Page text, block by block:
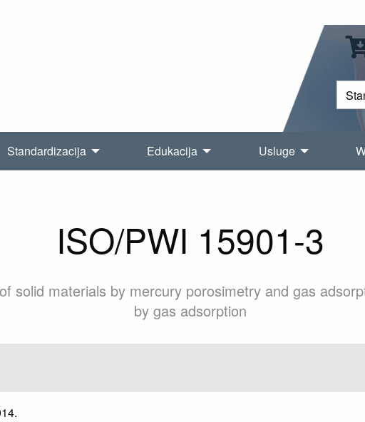
Standardizacija Edukacija Usluge
ISO/PWI 15901-3
solid materials by mercury porosimetry and gas
by gas adsorption